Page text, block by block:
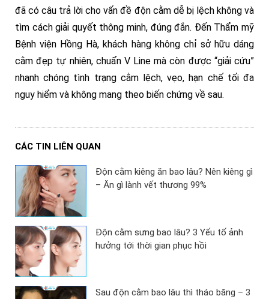
đã có câu trả lời cho vấn đề độn cằm dễ bị lệch không và
tìm cách giải quyết thông minh, đúng đắn. Đến Thẩm mỹ
Bệnh viện Hồng Hà, khách hàng không chỉ sở hữu dáng
cằm đẹp tự nhiên, chuẩn V Line mà còn được “giải cứu”
nhanh chóng tình trạng cằm lệch, vẹo, hạn chế tối đa
nguy hiểm và không mang theo biến chứng về sau.
CÁC TIN LIÊN QUAN
Độn cằm kiêng ăn bao lâu? Nên kiêng gì
– Ăn gì lành vết thương 99%
Độn cằm sưng bao lâu? 3 Yếu tố ảnh
hưởng tới thời gian phục hồi
Sau độn cằm bao lâu thì tháo băng – 3